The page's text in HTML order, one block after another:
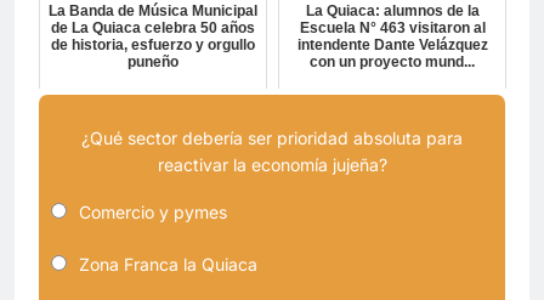
La Banda de Música Municipal
de La Quiaca celebra 50 años
de historia, esfuerzo y orgullo
puneño
La Quiaca: alumnos de la
Escuela N° 463 visitaron al
intendente Dante Velázquez
con un proyecto mund...
¿Qué sector debería ser prioridad absoluta para
reactivar la economía jujeña?
Comercio y pymes
Zona Franca la Quiaca